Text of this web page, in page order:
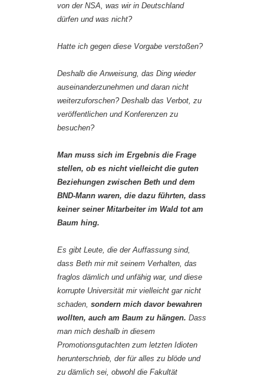
von der NSA, was wir in Deutschland
dürfen und was nicht?
Hatte ich gegen diese Vorgabe verstoßen?
Deshalb die Anweisung, das Ding wieder
auseinanderzunehmen und daran nicht
weiterzuforschen? Deshalb das Verbot, zu
veröffentlichen und Konferenzen zu
besuchen?
Man muss sich im Ergebnis die Frage
stellen, ob es nicht vielleicht die guten
Beziehungen zwischen Beth und dem
BND-Mann waren, die dazu führten, dass
keiner seiner Mitarbeiter im Wald tot am
Baum hing.
Es gibt Leute, die der Auffassung sind,
dass Beth mir mit seinem Verhalten, das
fraglos dämlich und unfähig war, und diese
korrupte Universität mir vielleicht gar nicht
schaden, sondern mich davor bewahren
wollten, auch am Baum zu hängen. Dass
man mich deshalb in diesem
Promotionsgutachten zum letzten Idioten
herunterschrieb, der für alles zu blöde und
zu dämlich sei, obwohl die Fakultät